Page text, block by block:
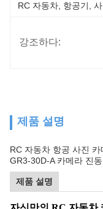
RC 자동차, 항공기,
강조하다:
제품 설명
RC 자동차 항공 사진
GR3-30D-A 카메라 진
제품 설명